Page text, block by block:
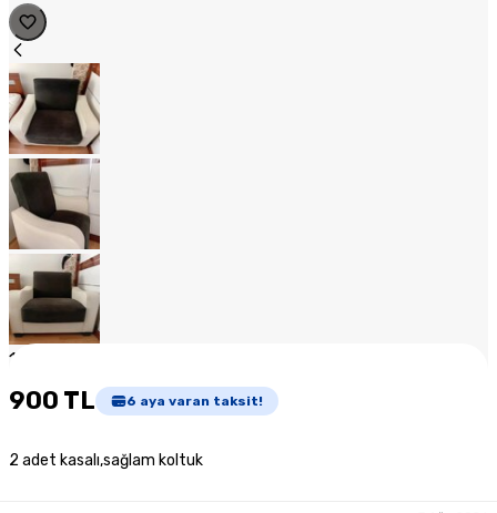
1
900 TL 6 aya varan taksit!
2 adet kasalı,sağlam koltuk